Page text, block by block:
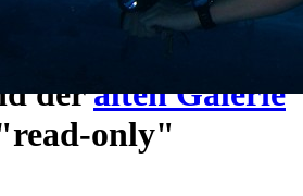
deralten Galerie
only"